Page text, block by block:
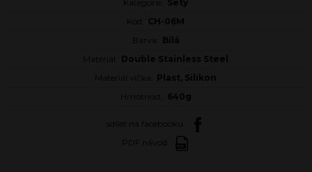
Kategorie:
Sety
Kód:
CH-06M
Barva:
Bílá
Materiál:
Double Stainless Steel
Materiál víčka:
Plast, Silikon
Hmotnost:
640g
sdílet na facebooku
PDF návod